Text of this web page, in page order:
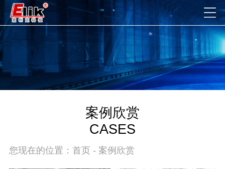
案例欣赏
CASES
您现在的位置： 首页 - 案例欣赏